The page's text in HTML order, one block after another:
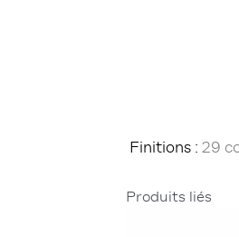
Finitions : 29
Produits liés